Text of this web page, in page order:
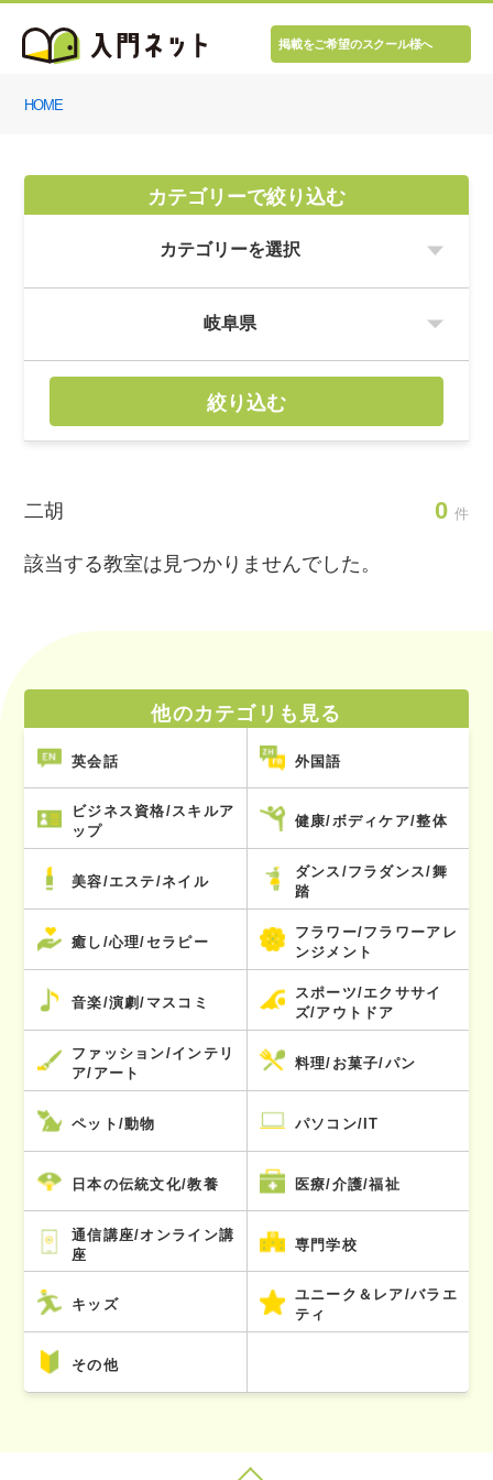
掲載をご希望のスクール様へ
HOME
カテゴリーで絞り込む
絞り込む
二胡 0 件
該当する教室は見つかりませんでした。
他のカテゴリも見る
英会話 外国語
ビジネス資格/スキルア
ップ
健康/ボディケア/整体
美容/エステ/ネイル
ダンス/フラダンス/舞
踏
癒し/心理/セラピー
フラワー/フラワーアレ
ンジメント
音楽/演劇/マスコミ
スポーツ/エクササイ
ズ/アウトドア
ファッション/インテリ
ア/アート
料理/お菓子/パン
ペット/動物 パソコン/IT
日本の伝統文化/教養 医療/介護/福祉
通信講座/オンライン講
座
専門学校
キッズ
ユニーク＆レア/バラエ
ティ
その他